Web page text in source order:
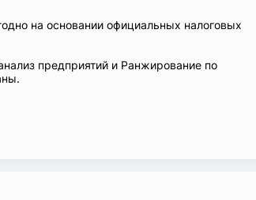
на основании официальных налоговых
предприятий и Ранжирование по